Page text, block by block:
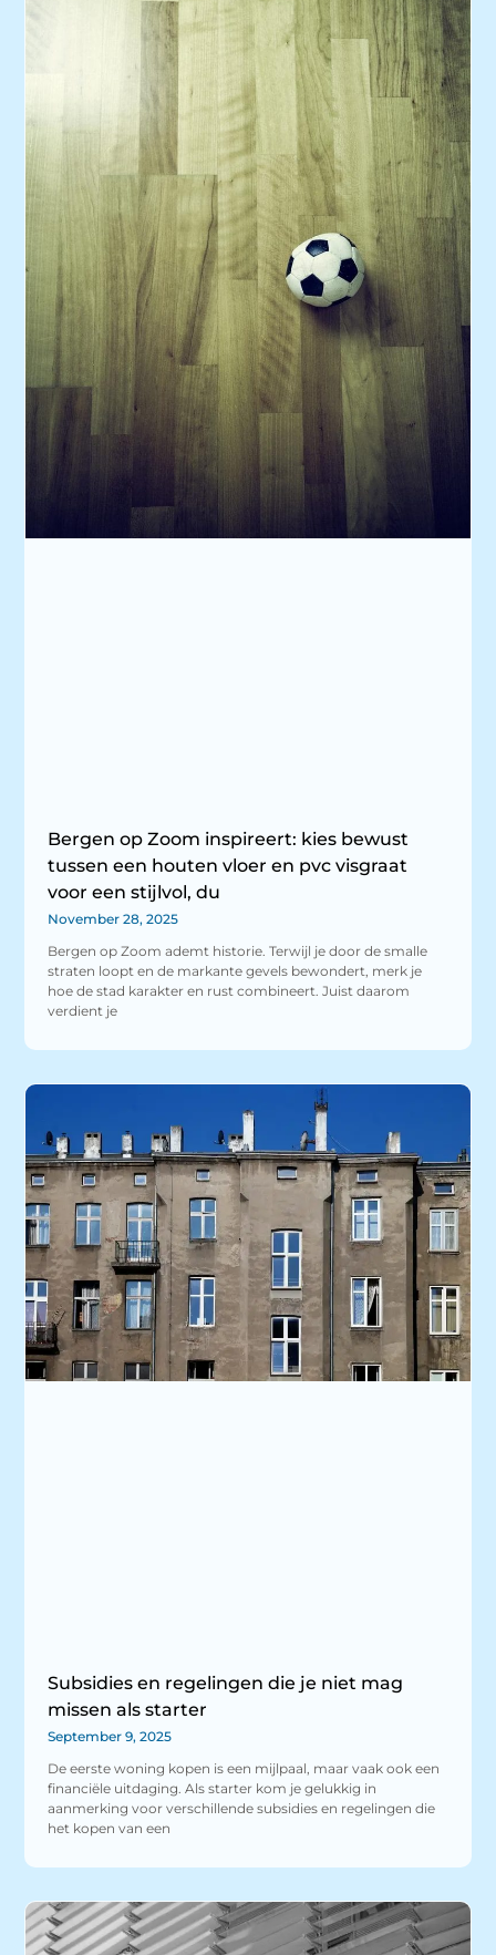
Bergen op Zoom inspireert: kies bewust
tussen een houten vloer en pvc visgraat
voor een stijlvol, du
November 28, 2025
Bergen op Zoom ademt historie. Terwijl je door de smalle
straten loopt en de markante gevels bewondert, merk je
hoe de stad karakter en rust combineert. Juist daarom
verdient je
Subsidies en regelingen die je niet mag
missen als starter
September 9, 2025
De eerste woning kopen is een mijlpaal, maar vaak ook een
financiële uitdaging. Als starter kom je gelukkig in
aanmerking voor verschillende subsidies en regelingen die
het kopen van een